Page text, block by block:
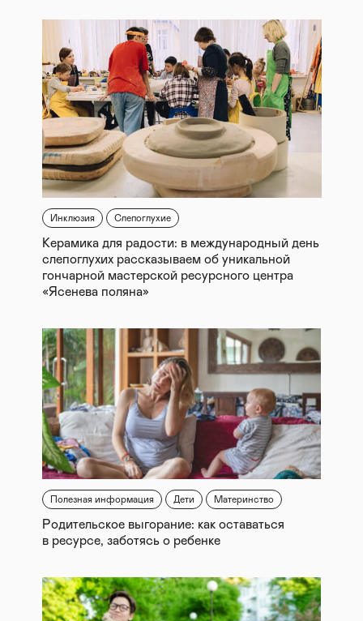
Инклюзия Слепоглухие
Керамика для радости: в международный день
слепоглухих рассказываем об уникальной
гончарной мастерской ресурсного центра
«Ясенева поляна»
Полезная информация Дети Материнство
Родительское выгорание: как оставаться
в ресурсе, заботясь о ребенке